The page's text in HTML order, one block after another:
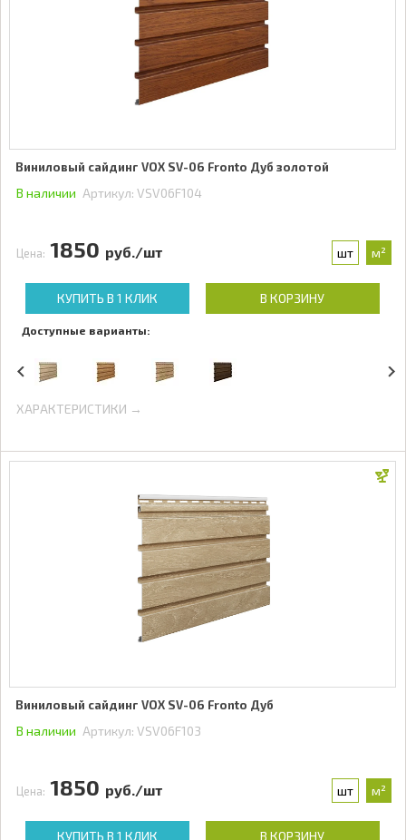
Виниловый сайдинг VOX SV-06 Fronto Дуб золотой
В наличии Артикул: VSV06F104
Цена: 1850 руб./шт шт м²
КУПИТЬ В 1 КЛИК В КОРЗИНУ
Доступные варианты:
ХАРАКТЕРИСТИКИ →
Виниловый сайдинг VOX SV-06 Fronto Дуб
В наличии Артикул: VSV06F103
Цена: 1850 руб./шт шт м²
КУПИТЬ В 1 КЛИК В КОРЗИНУ